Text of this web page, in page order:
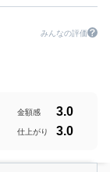
みんなの評価
金額感 3.0
仕上がり 3.0